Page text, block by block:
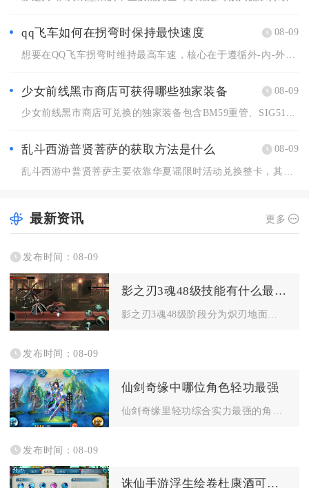
qq飞车如何在拐弯时保持最快速度 08-09
少女前线黑市商店可获得哪些独家装备 08-09
少女前线黑市商店可兑换的独家装备包含BM59重管、SIG51...
乱斗西游普贤菩萨的获取方法是什么 08-09
最新资讯 更多
发布时间：08-09
影之刃3魂48级技能有什么最佳的搭配方案
发布时间：08-09
仙剑奇缘中哪位角色轻功最强
发布时间：08-09
诛仙手游浮生绘卷杜康酒可以在哪里获得